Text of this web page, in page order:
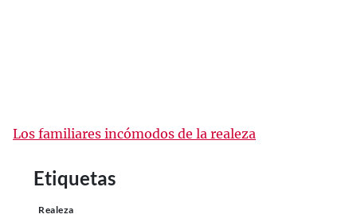
Los familiares incómodos de la realeza
Etiquetas
Realeza